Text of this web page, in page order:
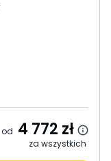
od 4 772 zł
za wszystkich